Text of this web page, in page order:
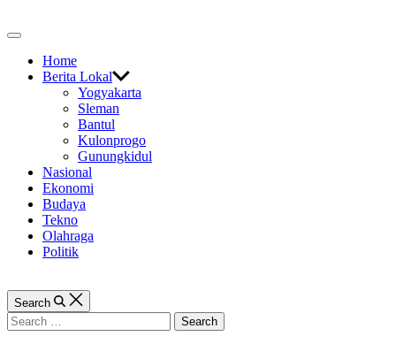
to
Off
CanvasHome
Berita Lokal
Yogyakarta
Sleman
Bantul
Kulonprogo
Gunungkidul
Nasional
Ekonomi
Budaya
Tekno
Olahraga
Politik
Search
Search
for: